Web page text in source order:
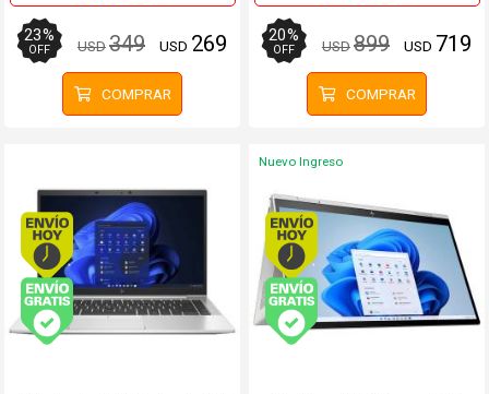
23%
OFF USD349 USD 269
COMPRAR
20%
OFF USD899 USD 719
COMPRAR
Envío hoy. Comprando antes de 13Hs.
Envío gratis (Ver Envíos y Pagos)
Nuevo Ingreso
Envío hoy.